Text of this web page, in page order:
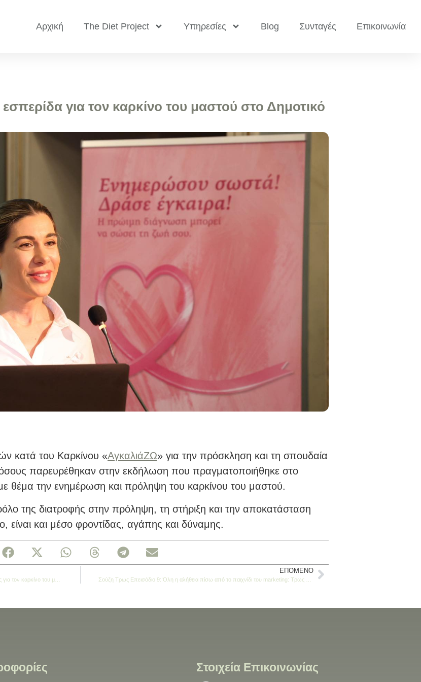
Αρχική The Diet Project Υπηρεσίες Blog Συνταγές Επικοινωνία
για τον καρκίνο του μαστού στο Δημοτικό
κατά του Καρκίνου «ΑγκαλιάΖΩ» για την πρόσκληση και τη σπουδαία
παρευρέθηκαν στην εκδήλωση που πραγματοποιήθηκε στο
θέμα την ενημέρωση και πρόληψη του καρκίνου του μαστού.
της διατροφής στην πρόληψη, τη στήριξη και την αποκατάσταση
είναι και μέσο φροντίδας, αγάπης και δύναμης.
ΕΠΌΜΕΝΟ
Στοιχεία Επικοινωνίας